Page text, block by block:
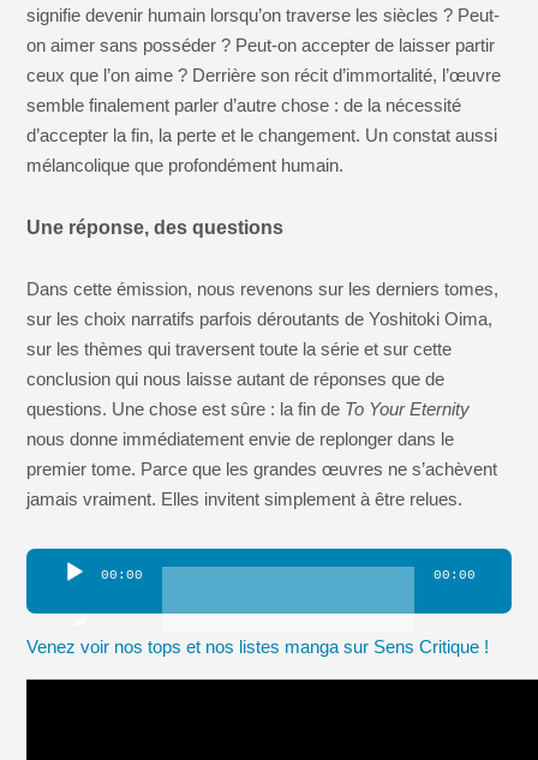
signifie devenir humain lorsqu’on traverse les siècles ? Peut-
on aimer sans posséder ? Peut-on accepter de laisser partir
ceux que l’on aime ? Derrière son récit d’immortalité, l’œuvre
semble finalement parler d’autre chose : de la nécessité
d’accepter la fin, la perte et le changement. Un constat aussi
mélancolique que profondément humain.
Une réponse, des questions
Dans cette émission, nous revenons sur les derniers tomes,
sur les choix narratifs parfois déroutants de Yoshitoki Oima,
sur les thèmes qui traversent toute la série et sur cette
conclusion qui nous laisse autant de réponses que de
questions. Une chose est sûre : la fin de To Your Eternity
nous donne immédiatement envie de replonger dans le
premier tome. Parce que les grandes œuvres ne s’achèvent
jamais vraiment. Elles invitent simplement à être relues.
Lecteur
00:00 00:00
Venez voir nos tops et nos listes manga sur Sens Critique !